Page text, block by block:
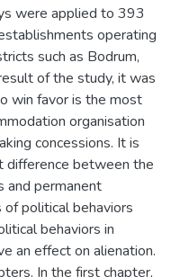
were applied to 393
operating
such as Bodrum,
of the study, it was
win favor is the most
organisation
concessions. It is
difference between the
and permanent
political behaviors
behaviors in
an effect on alienation.
In the first chapter,